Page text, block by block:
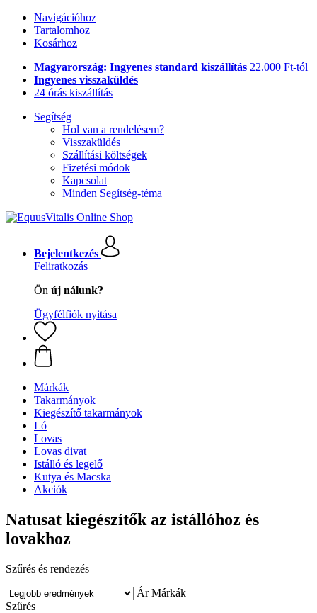
Navigációhoz
Tartalomhoz
Kosárhoz
Magyarország: Ingyenes standard kiszállítás 22.000 Ft-tól
Ingyenes visszaküldés
24 órás kiszállítás
Segítség
Hol van a rendelésem?
Visszaküldés
Szállítási költségek
Fizetési módok
Kapcsolat
Minden Segítség-téma
Bejelentkezés
Feliratkozás
Ön új nálunk?
Ügyfélfiók nyitása
Márkák
Takarmányok
Kiegészítő takarmányok
Ló
Lovas
Lovas divat
Istálló és legelő
Kutya és Macska
Akciók
Natusat kiegészítők az istállóhoz és
lovakhoz
Szűrés és rendezés
Ár Márkák
Szűrés